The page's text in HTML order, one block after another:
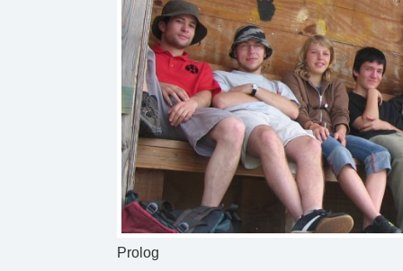
Prolog